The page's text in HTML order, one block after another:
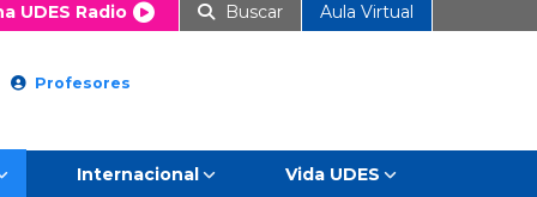
UDES Radio Buscar Aula Virtual
Profesores
Internacional Vida UDES